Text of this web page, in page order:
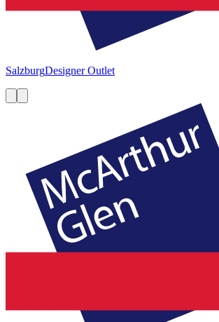
SalzburgDesigner Outlet